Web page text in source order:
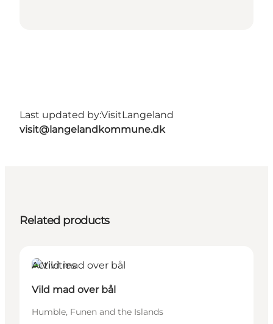
Last updated by:VisitLangeland
visit@langelandkommune.dk
Related products
Activities
Vild mad over bål
Humble, Funen and the Islands